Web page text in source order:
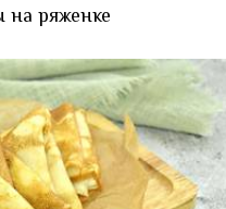
ряженке